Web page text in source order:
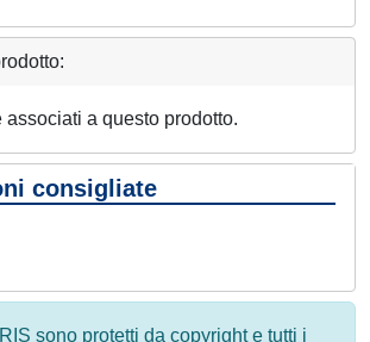
associati a questo prodotto.
consigliate
sono protetti da copyright e tutti i